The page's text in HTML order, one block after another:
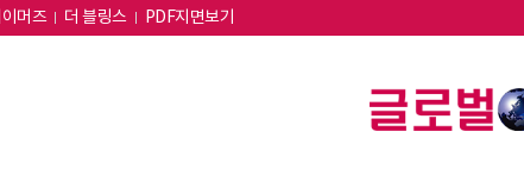
머즈 더 블링스 PDF지면보기